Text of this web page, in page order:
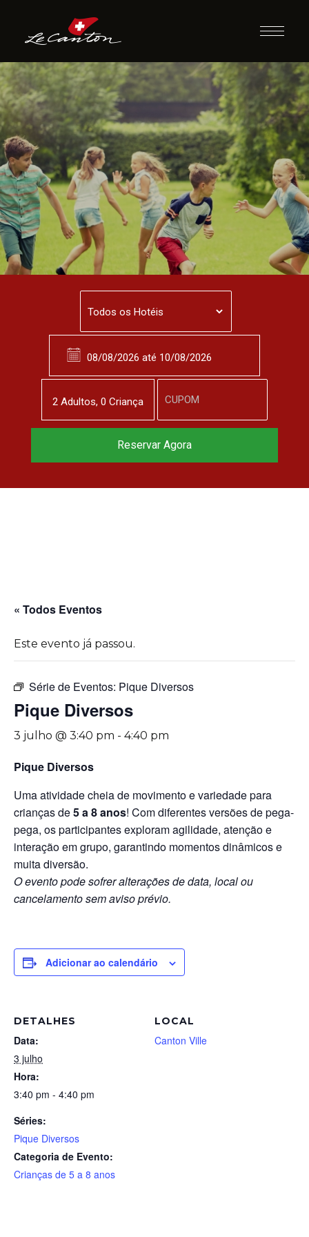
Pique Diversos
« Todos Eventos
Este evento já passou.
Série de Eventos: Pique Diversos
Pique Diversos
3 julho @ 3:40 pm - 4:40 pm
Pique Diversos
Uma atividade cheia de movimento e variedade para
crianças de5 a 8 anos! Com diferentes versões de pega-
pega, os participantes exploram agilidade, atenção e
interação em grupo, garantindo momentos dinâmicos e
muita diversão.
O evento pode sofrer alterações de data, local ou
cancelamento sem aviso prévio.
Adicionar ao calendário
DETALHES
Data:
3 julho
Hora:
3:40 pm - 4:40 pm
Séries:
Pique Diversos
Categoria de Evento:
Crianças de 5 a 8 anos
LOCAL
Canton Ville
2 Adultos, 0 Criança
Reserve agora, com
Reservar Agora